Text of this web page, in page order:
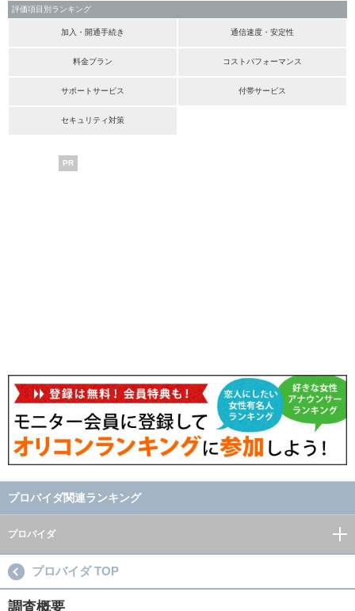
評価項目別ランキング
加入・開通手続き 通信速度・安定性
料金プラン コストパフォーマンス
サポートサービス 付帯サービス
セキュリティ対策
PR
プロバイダ関連ランキング
プロバイダ
プロバイダ TOP
調査概要